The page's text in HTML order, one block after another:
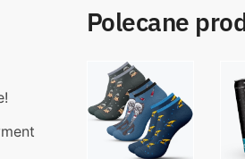
złotych
Polecane